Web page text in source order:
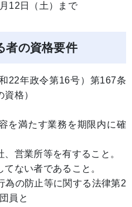
12日（土）まで
の資格要件
22年政令第16号）第167条
格）
を満たす業務を期限内に確
、営業所等を有すること。
てない者であること。
為の防止等に関する法律第2
員と